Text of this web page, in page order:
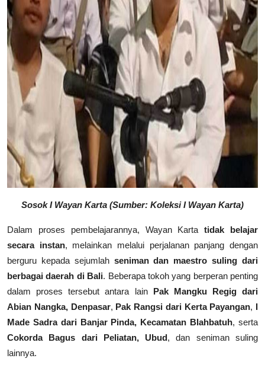
Sosok I Wayan Karta (Sumber: Koleksi I Wayan Karta)
Dalam proses pembelajarannya, Wayan Kartatidak belajar
secara instan, melainkan melalui perjalanan panjang dengan
berguru kepada sejumlah seniman dan maestro suling dari
berbagai daerah di Bali. Beberapa tokoh yang berperan penting
dalam proses tersebut antara lain Pak Mangku Regig dari
Abian Nangka, Denpasar, Pak Rangsi dari Kerta Payangan, I
Made Sadra dari Banjar Pinda, Kecamatan Blahbatuh, serta
Cokorda Bagus dari Peliatan, Ubud, dan seniman suling
lainnya.